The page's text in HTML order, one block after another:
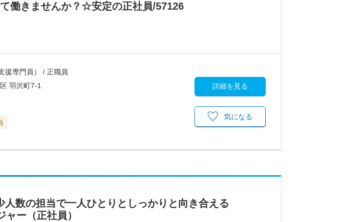
働きませんか？☆安定の正社員/57126
援専門員） / 正職員
羽沢町7-1
詳細を見る
気になる
数の担当で一人ひとりとしっかりと向き合える
ー（正社員）